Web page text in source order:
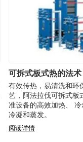
可拆式板式热的法术
有效传热，易清洗和环
艺，阿法拉伐可拆式板
准设备的高效加热、
冷凝和蒸发。
阅读详情